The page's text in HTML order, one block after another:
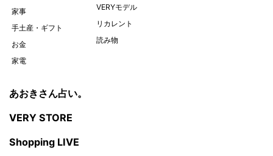
家事
手土産・ギフト
お金
家電
VERYモデル
リカレント
読み物
あおきさん占い。
VERY STORE
Shopping LIVE